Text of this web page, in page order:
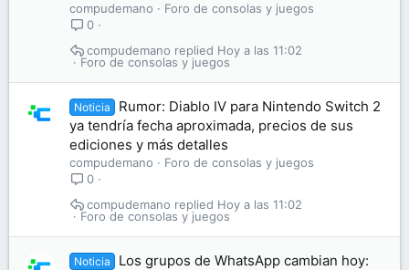
compudemano
Foro de consolas y juegos
0
Foro de consolas y juegos
Hoy a las 11:02
compudemano
Noticia
Rumor: Diablo IV para Nintendo Switch 2
ya tendría fecha aproximada, precios de sus
ediciones y más detalles
compudemano
Foro de consolas y juegos
0
Foro de consolas y juegos
Hoy a las 11:02
compudemano
Noticia
Los grupos de WhatsApp cambian hoy: